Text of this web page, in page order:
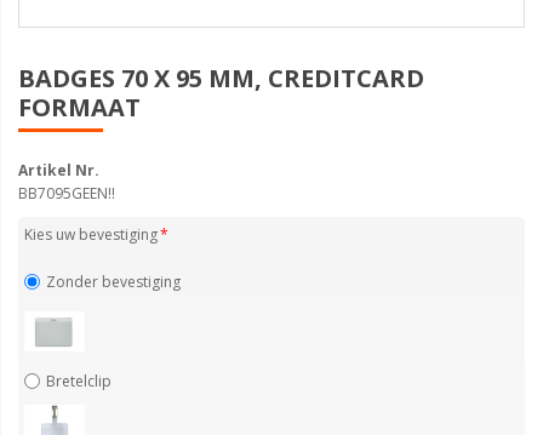
BADGES 70 X 95 MM, CREDITCARD
FORMAAT
Artikel Nr.
BB7095GEEN!!
Kies uw bevestiging
Zonder bevestiging
Bretelclip